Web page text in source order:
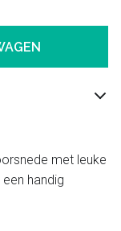
met leuke
handig